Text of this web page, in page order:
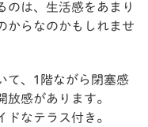
のは、生活感をあまり
からなのかもしれませ
て、1階ながら閉塞感
放感があります。
なテラス付き。